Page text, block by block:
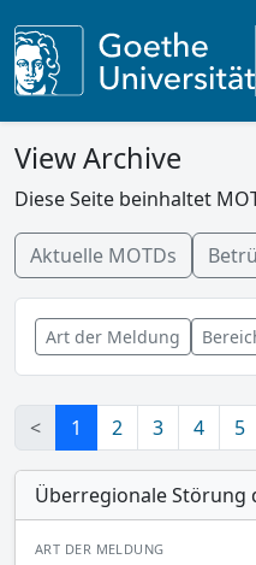
View Archive
Diese Seite beinhaltet
Aktuelle MOTDs
Art der Meldung
< 1 2 3 4 5
Überregionale Störung
ART DER MELDUNG